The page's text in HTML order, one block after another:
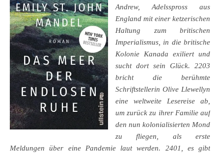
Andrew, Adelsspross aus
England mit einer ketzerischen
Haltung zum britischen
Imperialismus, in die britische
Kolonie Kanada exiliert und
sucht dort sein Glück. 2203
bricht die berühmte
Schriftstellerin Olive Llewellyn
eine weltweite Lesereise ab,
um zurück zu ihrer Familie auf
den nun kolonialisierten Mond
zu fliegen, als erste
Meldungen über eine Pandemie laut werden. 2401, es gibt